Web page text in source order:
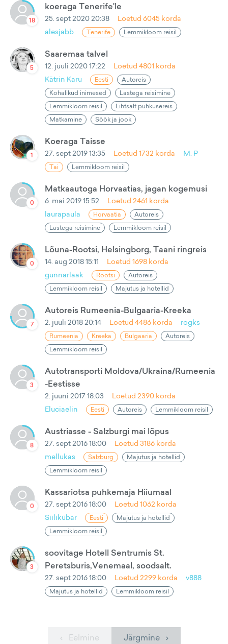
18
koeraga Tenerife'le
25. sept 2020 20:38 Loetud 6045 korda
alesjabb
Tenerife Lemmikloom reisil
5
Saaremaa talvel
12. juuli 2020 17:22 Loetud 4801 korda
Kätrin Karu
Eesti
Autoreis
Kohalikud inimesed
Lastega reisimine
Lemmikloom reisil
Lihtsalt puhkusereis
Matkamine
Söök ja jook
1
Koeraga Taisse
27. sept 2019 13:35 Loetud 1732 korda M. P
Tai Lemmikloom reisil
0
Matkaautoga Horvaatias, jagan kogemusi
6. mai 2019 15:52 Loetud 2461 korda
laurapaula
Horvaatia
Autoreis
Lastega reisimine
Lemmikloom reisil
0
Lõuna-Rootsi, Helsingborg, Taani ringreis
14. aug 2018 15:11 Loetud 1698 korda
gunnarlaak
Rootsi
Autoreis
Lemmikloom reisil
Majutus ja hotellid
7
Autoreis Rumeenia-Bulgaaria-Kreeka
2. juuli 2018 20:14 Loetud 4486 korda rogks
Rumeenia Kreeka Bulgaaria
Autoreis
Lemmikloom reisil
3
Autotransporti Moldova/Ukraina/Rumeenia
-Eestisse
2. juuni 2017 18:03 Loetud 2390 korda
Eluciaelin
Eesti Autoreis Lemmikloom reisil
8
Austriasse - Salzburgi mai lõpus
27. sept 2016 18:00 Loetud 3186 korda
mellukas
Salzburg
Majutus ja hotellid
Lemmikloom reisil
0
Kassariotsa puhkemaja Hiiumaal
27. sept 2016 18:00 Loetud 1062 korda
Siilikübar
Eesti
Majutus ja hotellid
Lemmikloom reisil
3
soovitage Hotell Sentrumis St.
Peretsburis,Venemaal, soodsalt.
27. sept 2016 18:00 Loetud 2299 korda v888
Majutus ja hotellid Lemmikloom reisil
‹ Eelmine Järgmine ›